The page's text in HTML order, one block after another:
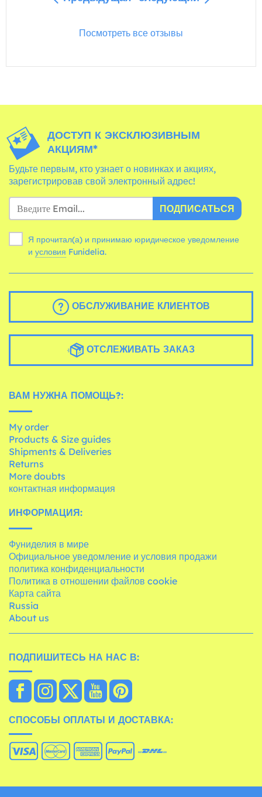
Посмотреть все отзывы
ДОСТУП К ЭКСКЛЮЗИВНЫМ
АКЦИЯМ*
Будьте первым, кто узнает о новинках и акциях,
зарегистрировав свой электронный адрес!
ПОДПИСАТЬСЯ
Я прочитал(а) и принимаю юридическое уведомление
и условия Funidelia.
ОБСЛУЖИВАНИЕ КЛИЕНТОВ
ОТСЛЕЖИВАТЬ ЗАКАЗ
ВАМ НУЖНА ПОМОЩЬ?:
My order
Products & Size guides
Shipments & Deliveries
Returns
More doubts
контактная информация
ИНФОРМАЦИЯ:
Фуниделия в мире
Официальное уведомление и условия продажи
политика конфиденциальности
Политика в отношении файлов cookie
Карта сайта
Russia
About us
ПОДПИШИТЕСЬ НА НАС В:
СПОСОБЫ ОПЛАТЫ И ДОСТАВКА: